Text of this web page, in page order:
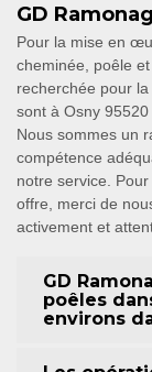
GD
Pour la mise en
cheminée, poêle
recherchée pour
sont à Osny
Nous sommes un
compétence
notre service.
offre, merci de
activement et
GD
poêles
environs